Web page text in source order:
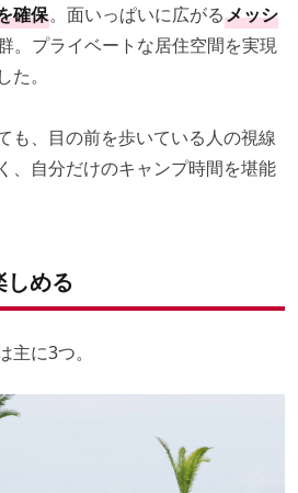
確保。面いっぱいに広がるメッシ
。プライベートな居住空間を実現
。
も、目の前を歩いている人の視線
、自分だけのキャンプ時間を堪能
しめる
に3つ。